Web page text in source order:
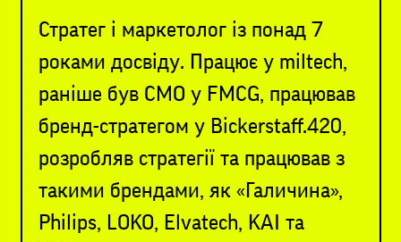
Стратег і маркетолог із понад 7
роками досвіду. Працює у miltech,
раніше був CMO у FMCG, працював
бренд-стратегом у Bickerstaff.420,
розробляв стратегії та працював з
такими брендами, як «Галичина»,
Philips, LOKO, Elvatech, KAI та